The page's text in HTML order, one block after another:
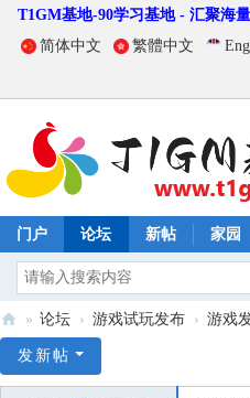
T1GM基地-90学习基地 - 汇聚海
简体中文
繁體中文
门户 论坛 新帖 家园
1
» 论坛 › 游戏试玩发布 › 游戏
发新帖